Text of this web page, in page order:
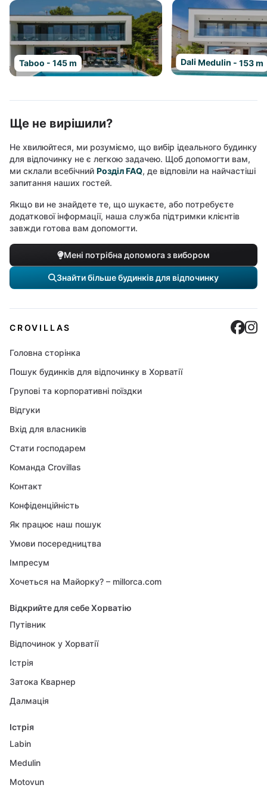
Taboo - 145 m Dali Medulin - 153 m
Ще не вирішили?
Не хвилюйтеся, ми розуміємо, що вибір ідеального будинку
для відпочинку не є легкою задачею. Щоб допомогти вам,
ми склали всебічний Розділ FAQ, де відповіли на найчастіші
запитання наших гостей.
Якщо ви не знайдете те, що шукаєте, або потребуєте
додаткової інформації, наша служба підтримки клієнтів
завжди готова вам допомогти.
Мені потрібна допомога з вибором
Знайти більше будинків для відпочинку
CROVILLAS
Головна сторінка
Пошук будинків для відпочинку в Хорватії
Групові та корпоративні поїздки
Відгуки
Вхід для власників
Стати господарем
Команда Crovillas
Контакт
Конфіденційність
Як працює наш пошук
Умови посередництва
Імпресум
Хочеться на Майорку? – millorca.com
Відкрийте для себе Хорватію
Путівник
Відпочинок у Хорватії
Істрія
Затока Кварнер
Далмація
Істрія
Labin
Medulin
Motovun